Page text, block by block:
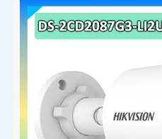
ColorVU HikAI-ISP, có tính
phương tiện, tích hợp micro